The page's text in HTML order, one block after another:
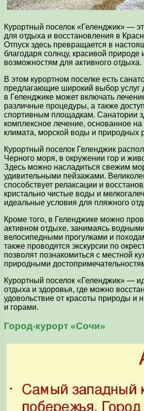
Курортный поселок «Геленджик» —
для отдыха и восстановления в
Отпуск здесь превращается в
благодаря солнцу, красивой
возможностям для активного отдыха.
В этом курортном поселке есть
предлагающие широкий выбор услуг
в Геленджике может включать
различные процедуры, а также
спортивным площадкам. Санатории
комплексное лечение, основанное
климата, морской воды и природных
Курортный поселок Геленджик
Черного моря, в окружении гор и
Здесь можно насладиться свежим
удивительными пейзажами.
способствует релаксации и
кристально чистые воды и
идеальные условия для пляжного
Кроме того, в Геленджике можно
активном отдыхе, занимаясь
велосипедными прогулками и
также проводятся экскурсии по
позволят познакомиться с местной
природными
Курортный поселок «Геленджик» —
отдыха и здоровья, где можно
удовольствие от красоты природы и
и горами.
Город-курорт «Сочи»